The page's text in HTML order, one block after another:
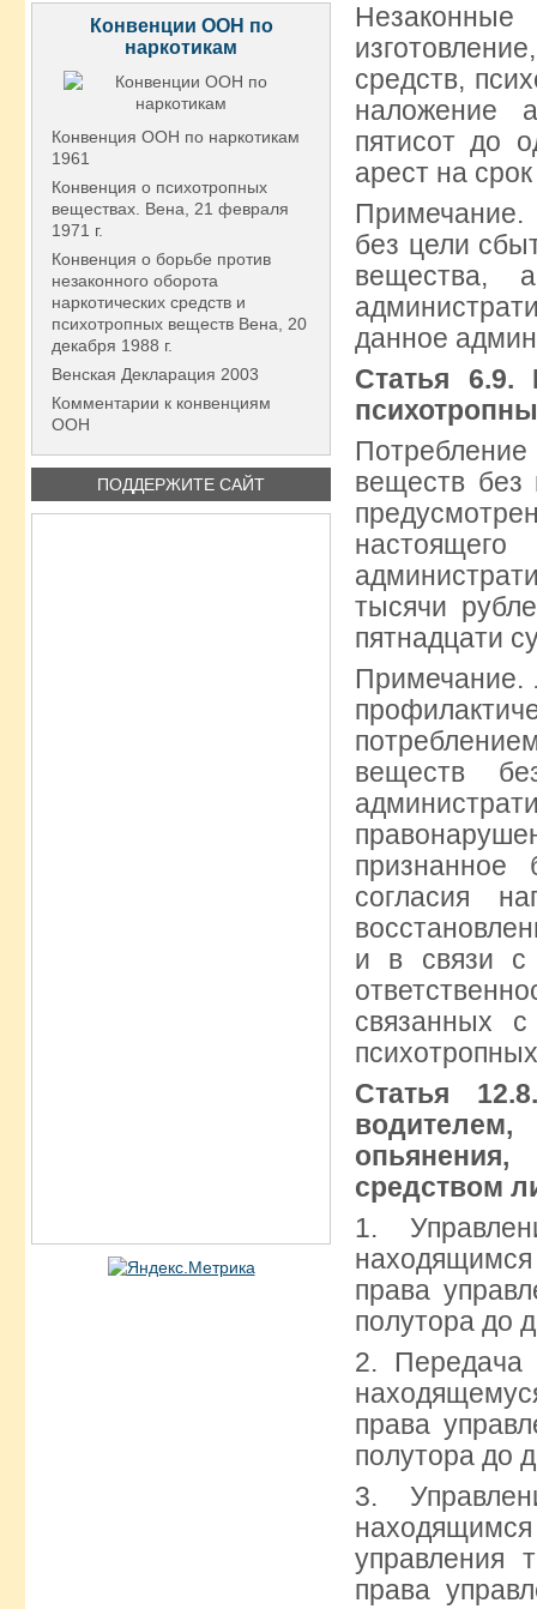
Конвенции ООН по
наркотикам
Конвенция ООН по наркотикам
1961
Конвенция о психотропных
веществах. Вена, 21 февраля
1971 г.
Конвенция о борьбе против
незаконного оборота
наркотических средств и
психотропных веществ Вена, 20
декабря 1988 г.
Венская Декларация 2003
Комментарии к конвенциям
ООН
ПОДДЕРЖИТЕ САЙТ
средств,
наложение
пятисот до
арест на
Примечание.
без цели
вещества,
данное
Статья 6.9.
веществ без
тысячи
пятнадцати
Примечание.
веществ
согласия
и в связи с
связанных
Статья
средством
1.
права
полутора до
2. Передача
права
полутора до
3.
управления
права